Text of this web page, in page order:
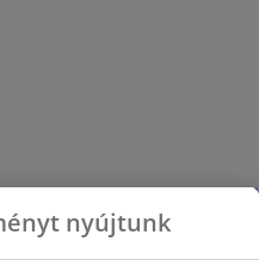
nyújtunk